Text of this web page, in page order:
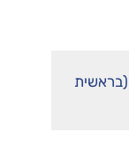
(בראשית